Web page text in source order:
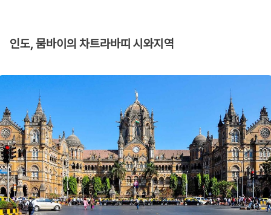
인도, 뭄바이의 차트라바띠 시와지역